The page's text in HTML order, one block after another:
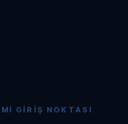
GIRIŞ NOKTASI